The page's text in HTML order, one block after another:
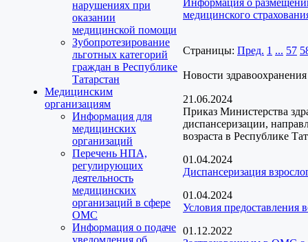
нарушениях при
оказании
медицинской помощи
Зубопротезирование
льготных категорий
граждан в Республике
Татарстан
Медицинским
организациям
Информация для
медицинских
организаций
Перечень НПА,
регулирующих
деятельность
медицинских
организаций в сфере
ОМС
Информация о подаче
уведомления об
Информация о
медицинского
Страницы: Пред. 1 ... 57
Новости здравоохранения
21.06.2024
Приказ Министерства
диспансеризации,
возраста в Республике
01.04.2024
Диспансеризация
01.04.2024
Условия предоставления
01.12.2022